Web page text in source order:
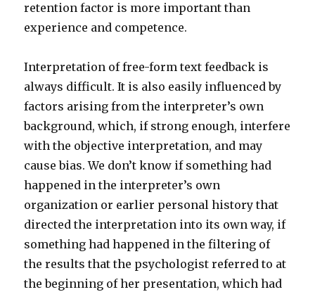
retention factor is more important than
experience and competence.
Interpretation of free-form text feedback is
always difficult. It is also easily influenced by
factors arising from the interpreter’s own
background, which, if strong enough, interfere
with the objective interpretation, and may
cause bias. We don’t know if something had
happened in the interpreter’s own
organization or earlier personal history that
directed the interpretation into its own way, if
something had happened in the filtering of
the results that the psychologist referred to at
the beginning of her presentation, which had